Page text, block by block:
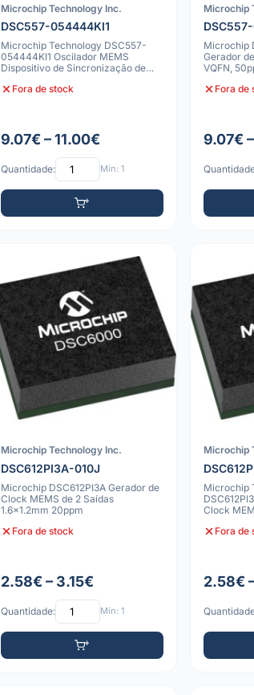
Microchip Technology Inc.
DSC557-054444KI1
Microchip Technology DSC557-
054444KI1 Oscilador MEMS
Dispositivo de Sincronização de
Fora de stock
9.07€ – 11.00€
Quantidade: Mín: 1
Microchip
Microchip
Gerador
VQFN,
Fora de
9.07€
Microchip Technology Inc.
DSC612PI3A-010J
Microchip DSC612PI3A Gerador de
Clock MEMS de 2 Saídas
1.6x1.2mm 20ppm
Fora de stock
2.58€ – 3.15€
Quantidade: Mín: 1
Microchip
Microchip
Clock
Fora de
2.58€